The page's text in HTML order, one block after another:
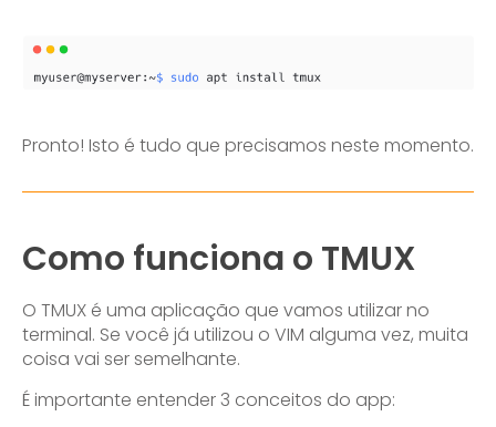
Pronto! Isto é tudo que precisamos neste momento.
Como funciona o TMUX
O TMUX é uma aplicação que vamos utilizar no
terminal. Se você já utilizou o VIM alguma vez, muita
coisa vai ser semelhante.
É importante entender 3 conceitos do app: